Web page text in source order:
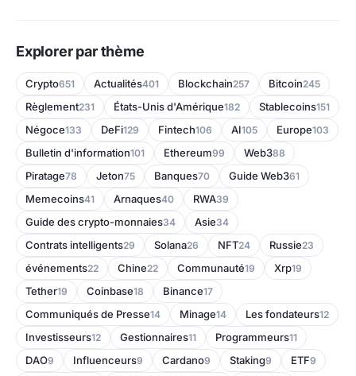
Explorer par thème
Crypto651 Actualités401 Blockchain257 Bitcoin245
Règlement231 États-Unis d'Amérique182 Stablecoins151
Négoce133 DeFi129 Fintech106 AI105 Europe103
Bulletin d'information101 Ethereum99 Web388
Piratage78 Jeton75 Banques70 Guide Web361
Memecoins41 Arnaques40 RWA39
Guide des crypto-monnaies34 Asie34
Contrats intelligents29 Solana26 NFT24 Russie23
événements22 Chine22 Communauté19 Xrp19
Tether19 Coinbase18 Binance17
Communiqués de Presse14 Minage14 Les fondateurs12
Investisseurs12 Gestionnaires11 Programmeurs11
DAO9 Influenceurs9 Cardano9 Staking9 ETF9